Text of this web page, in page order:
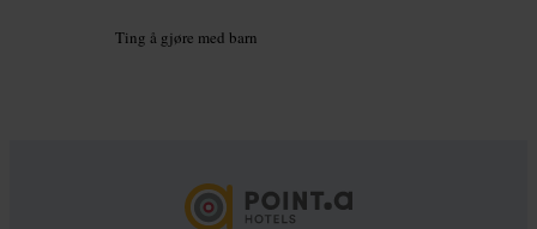
Ting å gjøre med barn